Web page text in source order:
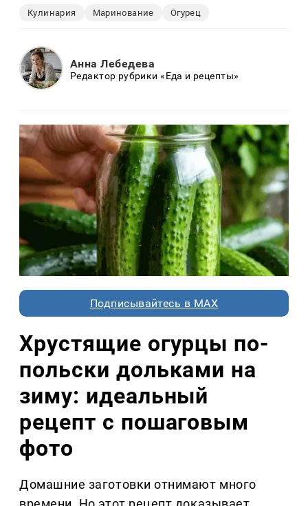
Кулинария Маринование Огурец
Анна Лебедева
Редактор рубрики «Еда и рецепты»
Подписывайтесь в MAX
Хрустящие огурцы по-
польски дольками на
зиму: идеальный
рецепт с пошаговым
фото
Домашние заготовки отнимают много